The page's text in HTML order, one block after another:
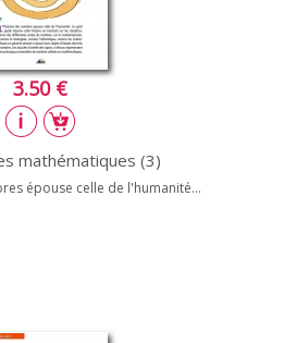
3.50 €
mathématiques (3)
épouse celle de l'humanité...